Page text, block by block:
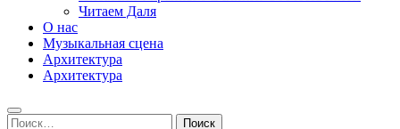
Читаем Даля
О нас
Музыкальная сцена
Архитектура
Архитектура
Найти: